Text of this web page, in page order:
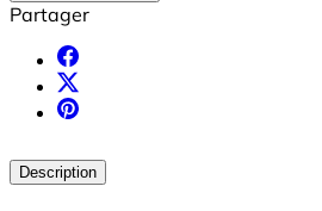
Partager
Description